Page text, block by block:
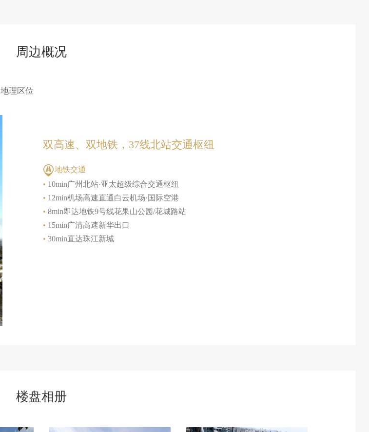
周边概况
地理区位
双高速、双地铁，37线北站交通枢纽
地铁交通
• 10min广州北站·亚太超级综合交通枢纽
• 12min机场高速直通白云机场·国际空港
•8min即达地铁9号线花果山公园/花城路站
• 15min广清高速新华出口
•30min直达珠江新城
楼盘相册